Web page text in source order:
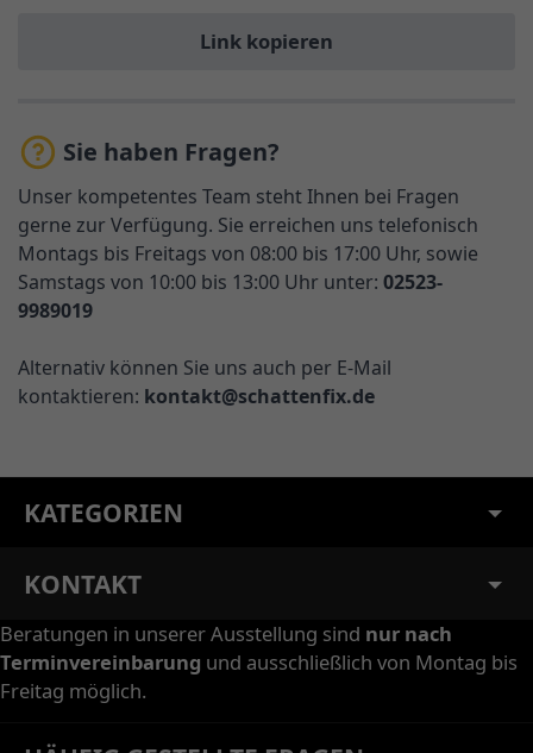
Link kopieren
Sie haben Fragen?
Unser kompetentes Team steht Ihnen bei Fragen
gerne zur Verfügung. Sie erreichen uns telefonisch
Montags bis Freitags von 08:00 bis 17:00 Uhr, sowie
Samstags von 10:00 bis 13:00 Uhr unter: 02523-
9989019
Alternativ können Sie uns auch per E-Mail
kontaktieren: kontakt@schattenfix.de
KATEGORIEN
KONTAKT
Beratungen in unserer Ausstellung sind nur nach
Terminvereinbarung und ausschließlich von Montag bis
Freitag möglich.